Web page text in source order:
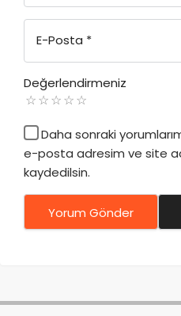
E-Posta *
Değerlendirmeniz
Daha sonraki
e-posta adresim ve site
kaydedilsin.
Yorum Gönder